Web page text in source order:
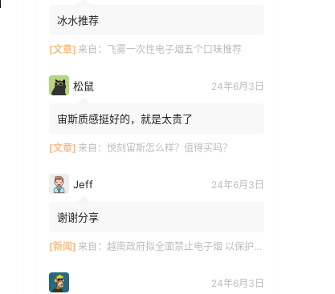
冰水推荐
[文章] 来自： 飞雾一次性电子烟五个口味推荐
松鼠 24年6月3日
宙斯质感挺好的，就是太贵了
[文章] 来自： 悦刻宙斯怎么样？值得买吗？
Jeff 24年6月3日
谢谢分享
[新闻] 来自： 越南政府拟全面禁止电子烟 以保护青少年健康
24年6月3日